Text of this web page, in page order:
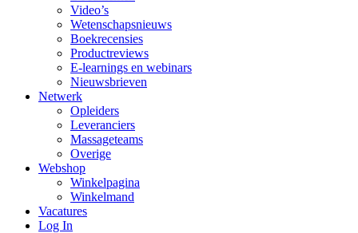
Video’s
Wetenschapsnieuws
Boekrecensies
Productreviews
E-learnings en webinars
Nieuwsbrieven
Netwerk
Opleiders
Leveranciers
Massageteams
Overige
Webshop
Winkelpagina
Winkelmand
Vacatures
Log In